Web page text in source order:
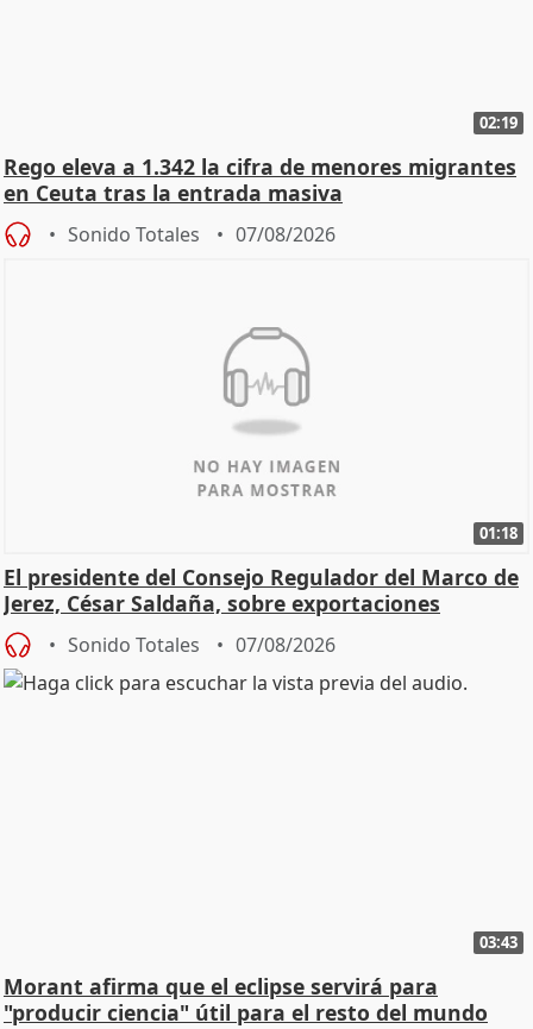
02:19
Rego eleva a 1.342 la cifra de menores migrantes
en Ceuta tras la entrada masiva
Sonido Totales 07/08/2026
01:18
El presidente del Consejo Regulador del Marco de
Jerez, César Saldaña, sobre exportaciones
Sonido Totales 07/08/2026
03:43
Morant afirma que el eclipse servirá para
"producir ciencia" útil para el resto del mundo